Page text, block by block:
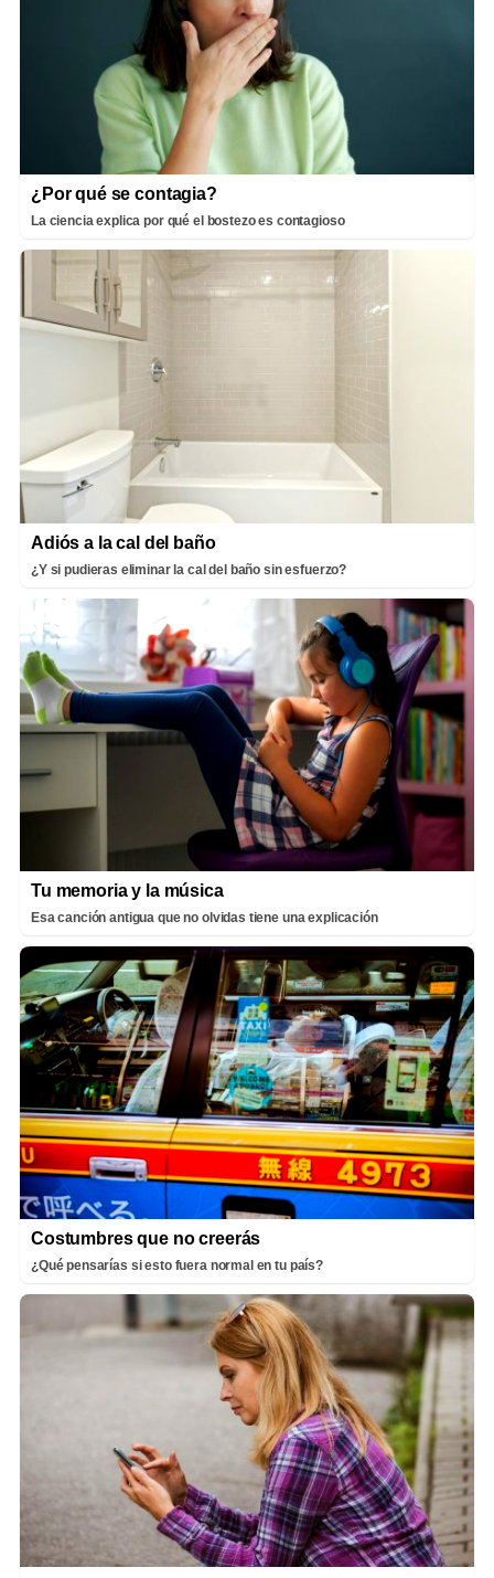
¿Por qué se contagia?
La ciencia explica por qué el bostezo es contagioso
Adiós a la cal del baño
¿Y si pudieras eliminar la cal del baño sin esfuerzo?
Tu memoria y la música
Esa canción antigua que no olvidas tiene una explicación
Costumbres que no creerás
¿Qué pensarías si esto fuera normal en tu país?